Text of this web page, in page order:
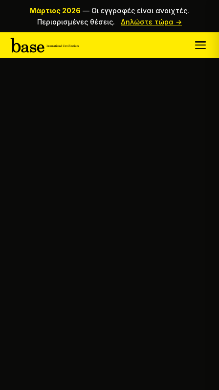
Μάρτιος 2026 — Οι εγγραφές είναι ανοιχτές.
Περιορισμένες θέσεις.
Δηλώστε τώρα →